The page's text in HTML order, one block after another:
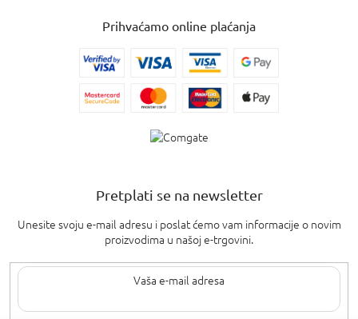
Prihvaćamo online plaćanja
Pretplati se na newsletter
Unesite svoju e-mail adresu i poslat ćemo vam informacije o novim
proizvodima u našoj e-trgovini.